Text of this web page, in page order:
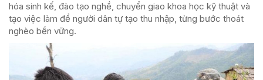
hóa sinh kế, đào tạo nghề, chuyển giao khoa học kỹ thuật và
tạo việc làm để người dân tự tạo thu nhập, từng bước thoát
nghèo bền vững.